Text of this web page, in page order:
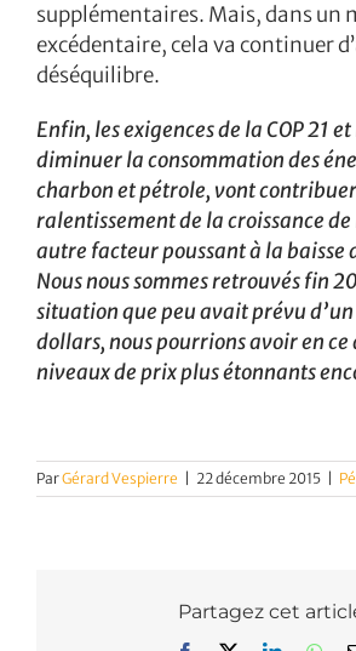
supplémentaires. Mais, dans un
excédentaire, cela va continuer
déséquilibre.
Enfin, les exigences de la COP 21
diminuer la consommation des
charbon et pétrole, vont
ralentissement de la croissance
autre facteur poussant à la baisse
Nous nous sommes retrouvés fin
situation que peu avait prévu
dollars, nous pourrions avoir en ce
niveaux de prix plus étonnants
ParGérard Vespierre 22 décembre 2015
Partagez cet